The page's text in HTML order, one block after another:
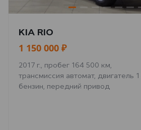
KIA RIO
1 150 000 ₽
2017 г., пробег 164 500 км,
трансмиссия автомат, двигатель
бензин, передний привод